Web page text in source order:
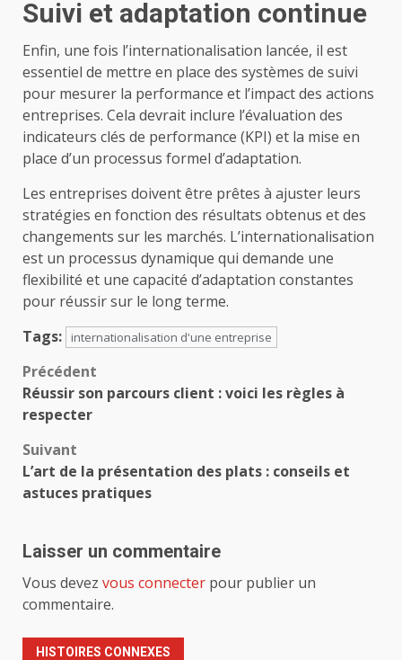
Suivi et adaptation continue
Enfin, une fois l’internationalisation lancée, il est
essentiel de mettre en place des systèmes de suivi
pour mesurer la performance et l’impact des actions
entreprises. Cela devrait inclure l’évaluation des
indicateurs clés de performance (KPI) et la mise en
place d’un processus formel d’adaptation.
Les entreprises doivent être prêtes à ajuster leurs
stratégies en fonction des résultats obtenus et des
changements sur les marchés. L’internationalisation
est un processus dynamique qui demande une
flexibilité et une capacité d’adaptation constantes
pour réussir sur le long terme.
Tags:
internationalisation d'une entreprise
Navigation
d’article
Précédent
Réussir son parcours client : voici les règles à
respecter
Suivant
L’art de la présentation des plats : conseils et
astuces pratiques
Laisser un commentaire
Vous devez vous connecter pour publier un
commentaire.
HISTOIRES CONNEXES